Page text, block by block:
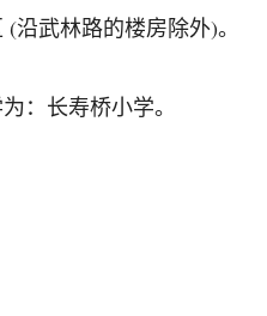
武林路的楼房除外)。
：长寿桥小学。